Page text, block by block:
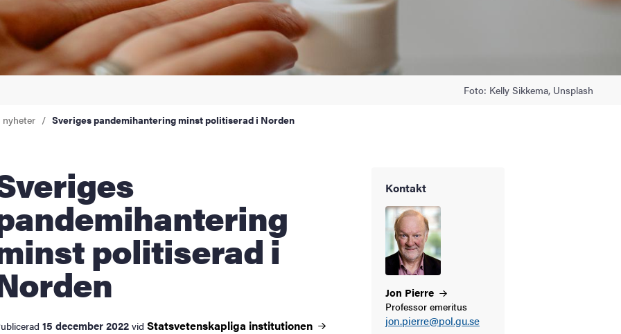
Foto: Kelly Sikkema, Unsplash
nyheter Sveriges pandemihantering minst politiserad i Norden
politiserad i
15 december 2022 vid Statsvetenskapliga institutionen
Kontakt
Jon Pierre
Professor emeritus
jon.pierre@pol.gu.se